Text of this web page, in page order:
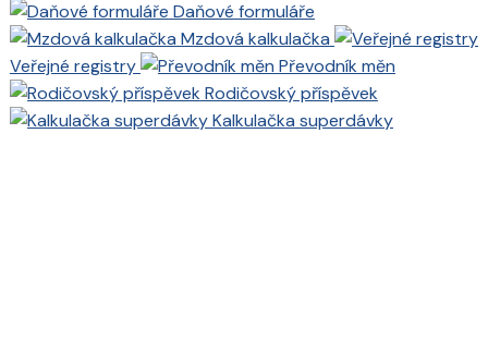
Daňové formuláře
Mzdová kalkulačka
Veřejné registry
Převodník měn
Rodičovský příspěvek
Kalkulačka superdávky